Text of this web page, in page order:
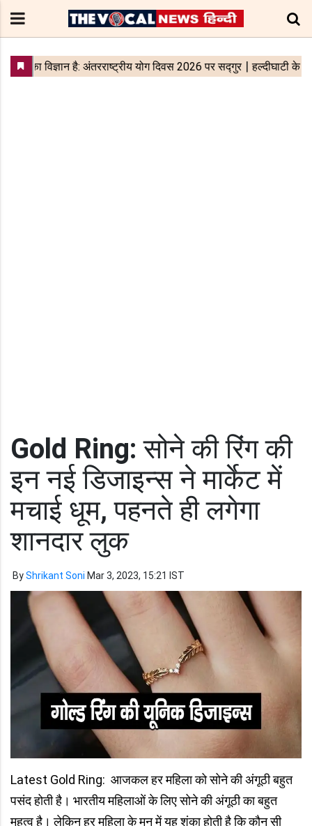
Gold Ring: सोने की रिंग की
इन नई डिजाइन्स ने मार्केट में
मचाई धूम, पहनते ही लगेगा
शानदार लुक
ByShrikant Soni Mar 3, 2023, 15:21 IST
Latest Gold Ring: आजकल हर महिला को सोने की अंगूठी बहुत
पसंद होती है। भारतीय महिलाओं के लिए सोने की अंगूठी का बहुत
महत्व है। लेकिन हर महिला के मन में यह शंका होती है कि कौन सी